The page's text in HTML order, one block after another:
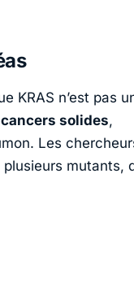
KRAS n’est pas
solides,
Les
mutants,